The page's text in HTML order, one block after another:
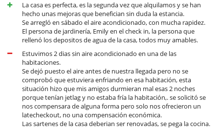
La casa es perfecta, es la segunda vez que alquilamos y se han
hecho unas mejoras que benefician sin duda la estancia.
Se arregló en sábado el aire acondicionado, con mucha rapidez.
El persona de jardinería, Emily en el check in, la persona que
rellenó los depositos de agua de la casa, todos muy amables.
Estuvimos 2 dias sin aire acondicionado en una de las
habitaciones.
Se dejó puesto el aire antes de nuestra llegada pero no se
comprobó que estuviera enfriando en esa habitación, esta
situación hizo que mis amigos durmieran mal esas 2 noches
porque tenían jetlag y no estaba fría la habitación,. se solicitó se
nos compensara de alguna forma pero solo nos ofrecieron un
latecheckout, no una compensación económica.
Las sartenes de la casa deberian ser renovadas, se pega la cocina.